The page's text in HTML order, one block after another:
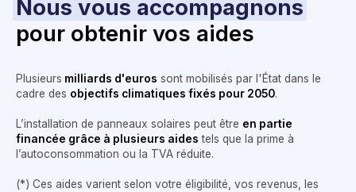
Nous vous accompagnons
pour obtenir vos aides
Plusieurs milliards d'euros sont mobilisés par l'État dans le
cadre des objectifs climatiques fixés pour 2050.
L’installation de panneaux solaires peut être en partie
financée grâce à plusieurs aides tels que la prime à
l’autoconsommation ou la TVA réduite.
(*) Ces aides varient selon votre éligibilité, vos revenus, les